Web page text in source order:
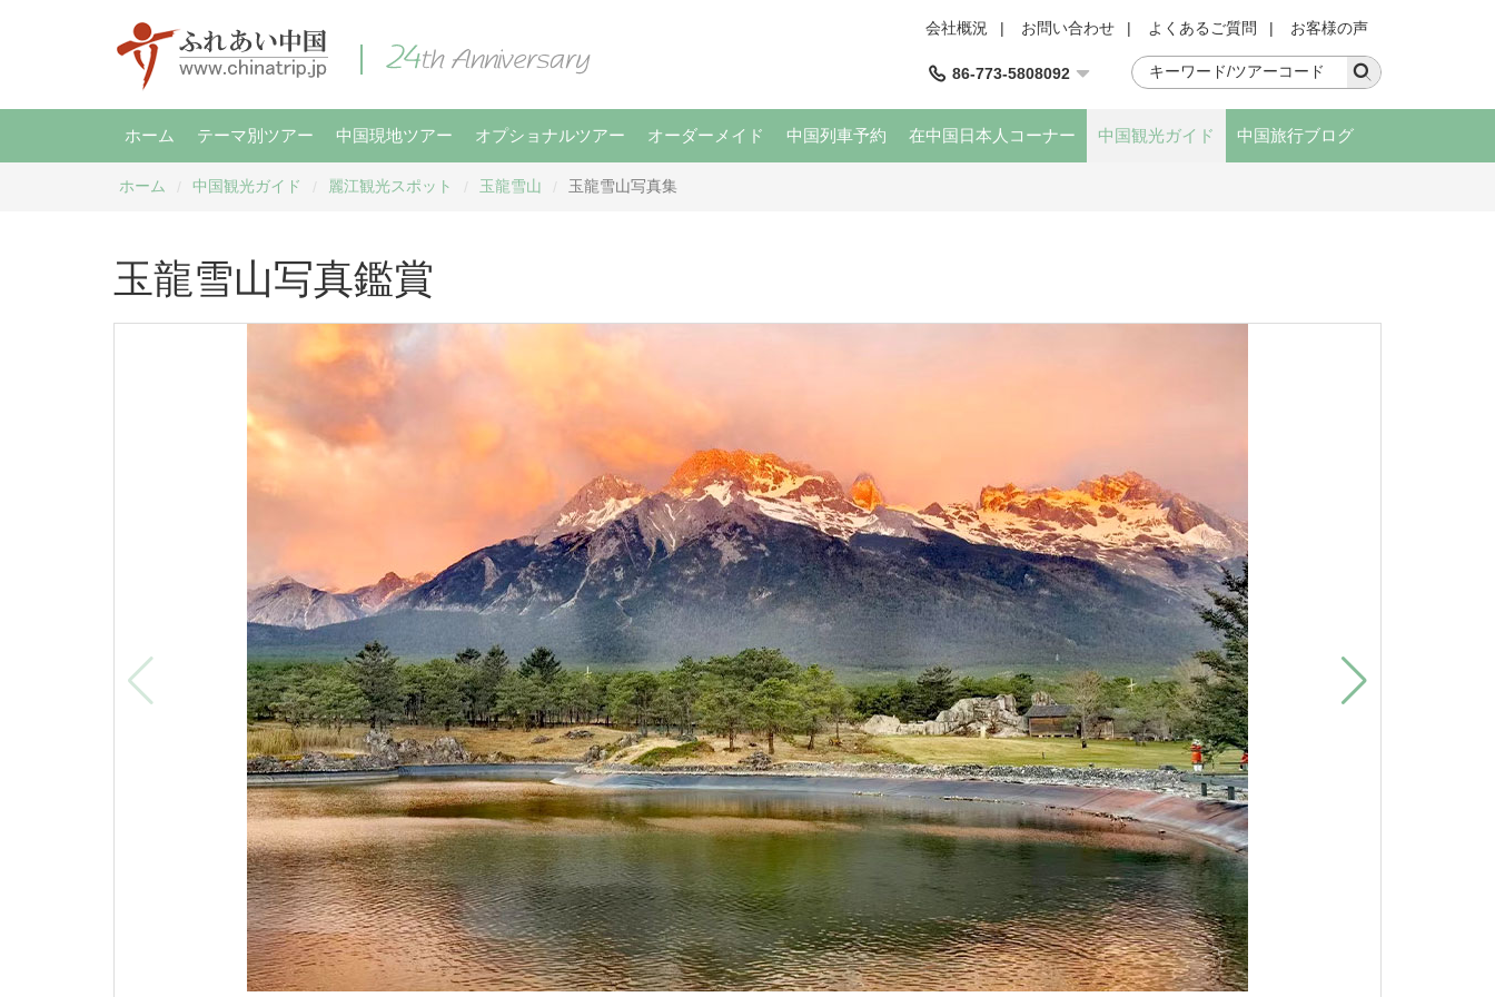
会社概況 | お問い合わせ | よくあるご質問 | お客様の声
86-773-5808092
ホーム テーマ別ツアー 中国現地ツアー オプショナルツアー オーダーメイド 中国列車予約 在中国日本人コーナー 中国観光ガイド 中国旅行ブログ
ホーム 中国観光ガイド 麗江観光スポット 玉龍雪山 玉龍雪山写真集
玉龍雪山写真鑑賞